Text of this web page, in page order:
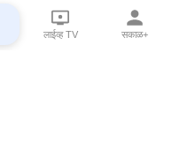
लाईव्ह TV सकाळ+